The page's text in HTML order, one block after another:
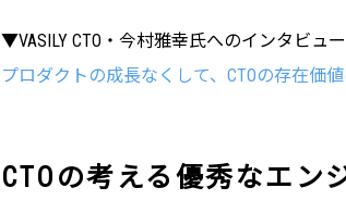
▼VASILY CTO・今村雅幸氏へのインタビュ
プロダクトの成長なくして、CTOの存在価
CTOの考える優秀なエン